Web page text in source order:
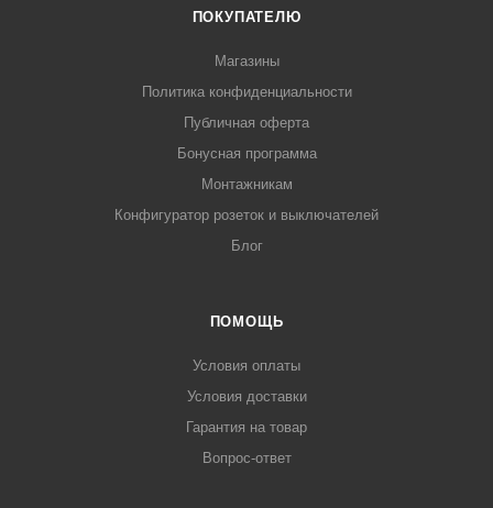
ПОКУПАТЕЛЮ
Магазины
Политика конфиденциальности
Публичная оферта
Бонусная программа
Монтажникам
Конфигуратор розеток и выключателей
Блог
ПОМОЩЬ
Условия оплаты
Условия доставки
Гарантия на товар
Вопрос-ответ